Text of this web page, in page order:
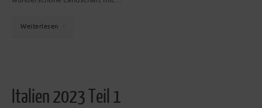
Weiterlesen
Italien 2023 Teil 1